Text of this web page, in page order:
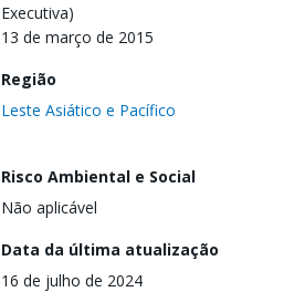
Executiva)
13 de março de 2015
Região
Leste Asiático e Pacífico
Risco Ambiental e Social
Não aplicável
Data da última atualização
16 de julho de 2024